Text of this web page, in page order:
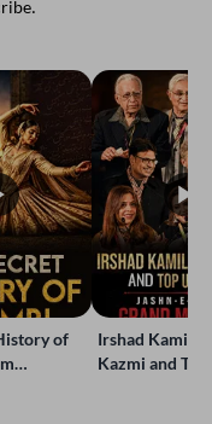
of
Irshad Kamil,
Kazmi and